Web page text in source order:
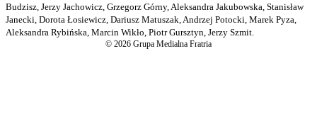
Budzisz, Jerzy Jachowicz, Grzegorz Górny, Aleksandra Jakubowska, Stanisław
Janecki, Dorota Łosiewicz, Dariusz Matuszak, Andrzej Potocki, Marek Pyza,
Aleksandra Rybińska, Marcin Wikło, Piotr Gursztyn, Jerzy Szmit.
© 2026 Grupa Medialna Fratria